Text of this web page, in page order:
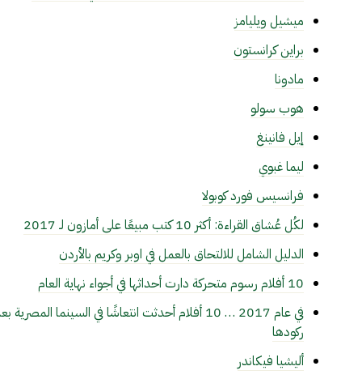
ميشيل ويليامز
براين كرانستون
مادونا
هوب سولو
إيل فانينغ
ليما غبوي
فرانسيس فورد كوبولا
لكُل عُشاق القراءة: أكثر 10 كتب مبيعًا على أمازون لـ 2017
الدليل الشامل للالتحاق بالعمل في اوبر وكريم بالأردن
10 أفلام رسوم متحركة دارت أحداثها في أجواء نهاية العام
في عام 2017 … 10 أفلام أحدثت انتعاشًا في السينما المصرية
ركودها
أليشيا فيكاندر